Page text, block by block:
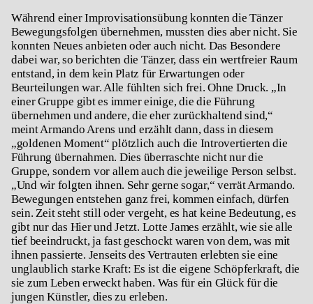
Während einer Improvisationsübung konnten die Tänzer
Bewegungsfolgen übernehmen, mussten dies aber nicht. Sie
konnten Neues anbieten oder auch nicht. Das Besondere
dabei war, so berichten die Tänzer, dass ein wertfreier Raum
entstand, in dem kein Platz für Erwartungen oder
Beurteilungen war. Alle fühlten sich frei. Ohne Druck. „In
einer Gruppe gibt es immer einige, die die Führung
übernehmen und andere, die eher zurückhaltend sind,“
meint Armando Arens und erzählt dann, dass in diesem
„goldenen Moment“ plötzlich auch die Introvertierten die
Führung übernahmen. Dies überraschte nicht nur die
Gruppe, sondern vor allem auch die jeweilige Person selbst.
„Und wir folgten ihnen. Sehr gerne sogar,“ verrät Armando.
Bewegungen entstehen ganz frei, kommen einfach, dürfen
sein. Zeit steht still oder vergeht, es hat keine Bedeutung, es
gibt nur das Hier und Jetzt. Lotte James erzählt, wie sie alle
tief beeindruckt, ja fast geschockt waren von dem, was mit
ihnen passierte. Jenseits des Vertrauten erlebten sie eine
unglaublich starke Kraft: Es ist die eigene Schöpferkraft, die
sie zum Leben erweckt haben. Was für ein Glück für die
jungen Künstler, dies zu erleben.